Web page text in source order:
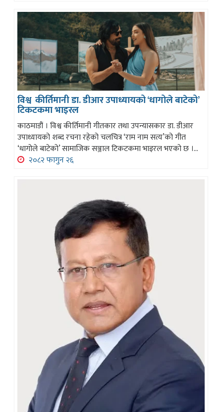
विश्व कीर्तिमानी डा. डीआर उपाध्यायको ‘धागोले बाटेको’
टिकटकमा भाइरल
काठमाडौं । विश्व कीर्तिमानी गीतकार तथा उपन्यासकार डा. डीआर
उपाध्यायको शब्द रचना रहेको चलचित्र ‘राम नाम सत्य’को गीत
‘धागोले बाटेको’ सामाजिक सञ्जाल टिकटकमा भाइरल भएको छ ।...
२०८२ फागुन २६